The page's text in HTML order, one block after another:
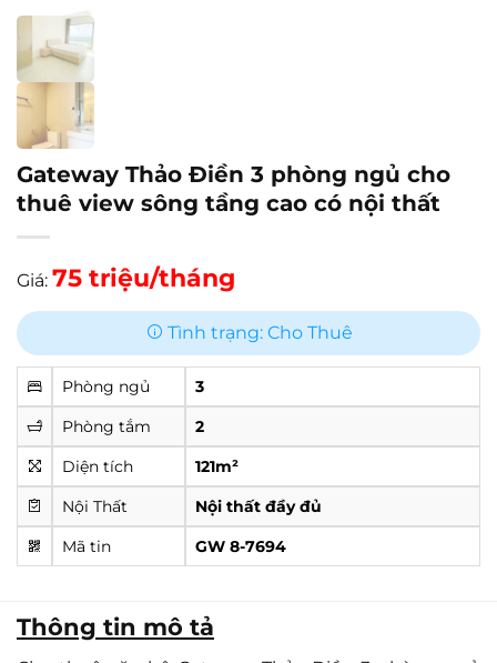
Gateway Thảo Điền 3 phòng ngủ cho
thuê view sông tầng cao có nội thất
Giá: 75 triệu/tháng
Tình trạng: Cho Thuê
Phòng ngủ
3
Phòng tắm
2
Diện tích
121m²
Nội Thất
Nội thất đầy đủ
Mã tin
GW 8-7694
Thông tin mô tả